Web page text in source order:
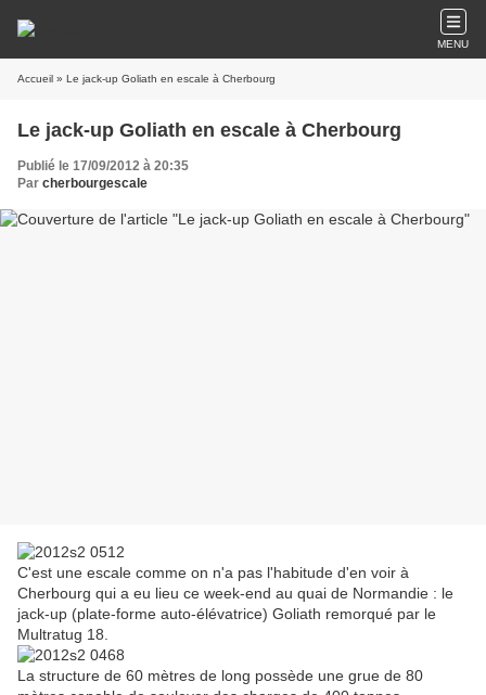
MENU
Accueil » Le jack-up Goliath en escale à Cherbourg
Le jack-up Goliath en escale à Cherbourg
Publié le 17/09/2012 à 20:35
Par cherbourgescale
C'est une escale comme on n'a pas l'habitude d'en voir à
Cherbourg qui a eu lieu ce week-end au quai de Normandie : le
jack-up (plate-forme auto-élévatrice) Goliath remorqué par le
Multratug 18.
La structure de 60 mètres de long possède une grue de 80